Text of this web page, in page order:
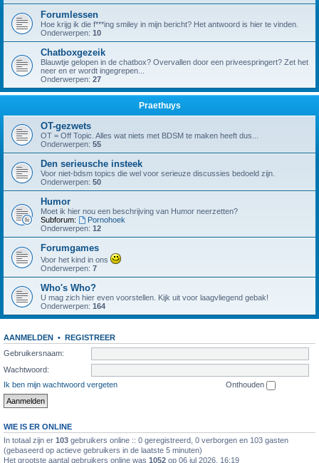
Forumlessen
Hoe krijg ik die f***ing smiley in mijn bericht? Het antwoord is hier te vinden.
Onderwerpen: 10
Chatboxgezeik
Blauwtje gelopen in de chatbox? Overvallen door een priveespringert? Zet het
neer en er wordt ingegrepen...
Onderwerpen: 27
Praethuys
OT-gezwets
OT = Off Topic. Alles wat niets met BDSM te maken heeft dus...
Onderwerpen: 55
Den serieusche insteek
Voor niet-bdsm topics die wel voor serieuze discussies bedoeld zijn.
Onderwerpen: 50
Humor
Moet ik hier nou een beschrijving van Humor neerzetten?
Subforum:
Pornohoek
Onderwerpen: 12
Forumgames
Voor het kind in ons
Onderwerpen: 7
Who's Who?
U mag zich hier even voorstellen. Kijk uit voor laagvliegend gebak!
Onderwerpen: 164
AANMELDEN • REGISTREER
Gebruikersnaam:
Wachtwoord:
Ik ben mijn wachtwoord vergeten
Onthouden
WIE IS ER ONLINE
In totaal zijn er 103 gebruikers online :: 0 geregistreerd, 0 verborgen en 103 gasten
(gebaseerd op actieve gebruikers in de laatste 5 minuten)
Het grootste aantal gebruikers online was 1052 op 06 jul 2026, 16:19